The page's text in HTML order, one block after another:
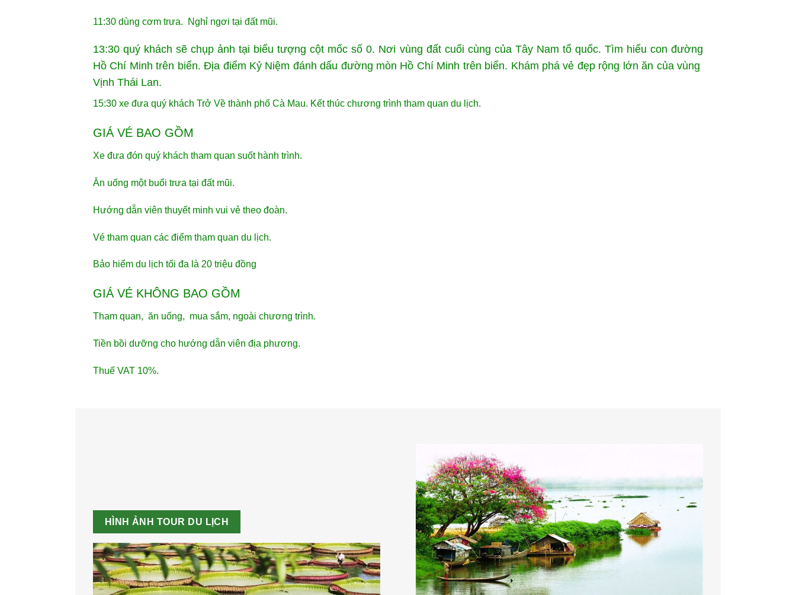
11:30 dùng cơm trưa. Nghỉ ngơi tại đất mũi.
13:30 quý khách sẽ chụp ảnh tại biểu tượng cột mốc số 0. Nơi vùng đất cuối cùng của Tây Nam tổ quốc. Tìm hiểu con đường
Hồ Chí Minh trên biển. Địa điểm Kỷ Niệm đánh dấu đường mòn Hồ Chí Minh trên biển. Khám phá vẻ đẹp rộng lớn ăn của vùng
Vịnh Thái Lan.
15:30 xe đưa quý khách Trở Về thành phố Cà Mau. Kết thúc chương trình tham quan du lịch.
GIÁ VÉ BAO GỒM
Xe đưa đón quý khách tham quan suốt hành trình.
Ăn uống một buổi trưa tại đất mũi.
Hướng dẫn viên thuyết minh vui vẻ theo đoàn.
Vé tham quan các điểm tham quan du lịch.
Bảo hiểm du lịch tối đa là 20 triệu đồng
GIÁ VÉ KHÔNG BAO GỒM
Tham quan, ăn uống, mua sắm, ngoài chương trình.
Tiền bồi dưỡng cho hướng dẫn viên địa phương.
Thuế VAT 10%.
HÌNH ẢNH TOUR DU LỊCH